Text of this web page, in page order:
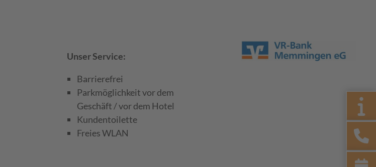
Unser Service:
Barrierefrei
Parkmöglichkeit vor dem
Geschäft / vor dem Hotel
Kundentoilette
Freies WLAN